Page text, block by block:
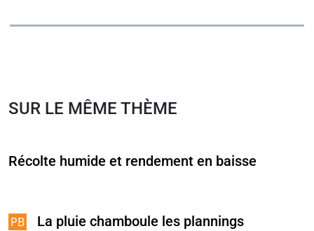
SUR LE MÊME THÈME
Récolte humide et rendement en baisse
La pluie chamboule les plannings